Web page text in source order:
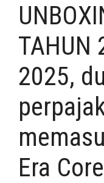
TAHUN
2025,
Era